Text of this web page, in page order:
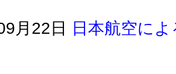
月22日
日本航空に